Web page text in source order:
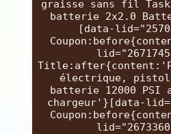
graisse sans fil
batterie 2x2.0
[data-
électrique,
batterie 12000 PSI
chargeur'}[data-